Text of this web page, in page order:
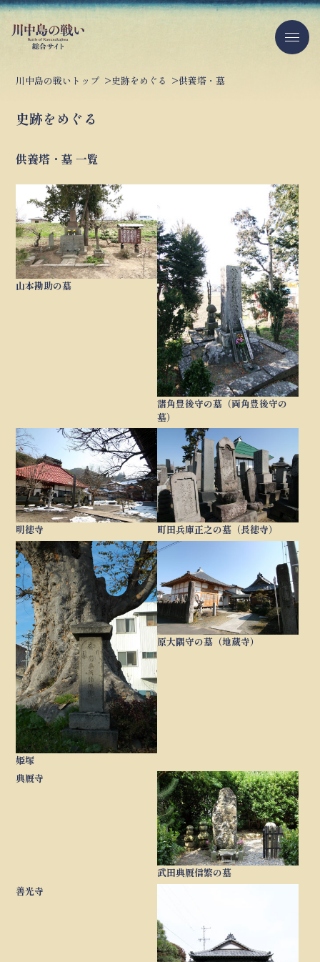
川中島の戦いトップ 史跡をめぐる 供養塔・墓
史跡をめぐる
供養塔・墓 一覧
山本勘助の墓
諸角豊後守の墓（両角豊後守の
墓）
明徳寺 町田兵庫正之の墓（長徳寺）
姫塚
原大隅守の墓（地蔵寺）
典厩寺
武田典厩信繁の墓
善光寺